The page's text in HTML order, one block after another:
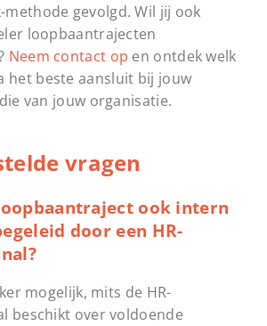
methode gevolgd. Wil jij ook
loopbaantrajecten
Neem contact op en ontdek welk
het beste aansluit bij jouw
van jouw organisatie.
vragen
ook intern
door een HR-
mogelijk, mits de HR-
beschikt over voldoende